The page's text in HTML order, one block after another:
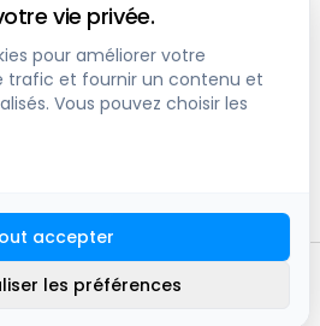
BC, V6P 6G5, Canada
AB, T2P 2T8, Canada
Plan du site
vie privée.
pour améliorer votre
trafic et fournir un contenu et
Vous pouvez choisir les
accepter
les préférences